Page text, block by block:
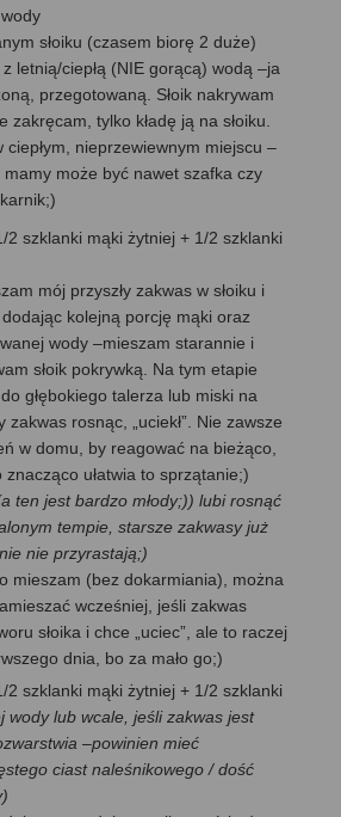
słoiku (czasem biorę 2 duże)
letnią/ciepłą (NIE gorącą) wodą –ja
przegotowaną. Słoik nakrywam
zakręcam, tylko kładę ją na słoiku.
ciepłym, nieprzewiewnym miejscu –
mamy może być nawet szafka czy
2 szklanki mąki żytniej + 1/2 szklanki
mój przyszły zakwas w słoiku i
kolejną porcję mąki oraz
wody –mieszam starannie i
słoik pokrywką. Na tym etapie
głębokiego talerza lub miski na
zakwas rosnąc, „uciekł”. Nie zawsze
w domu, by reagować na bieżąco,
ułatwia to sprzątanie;)
ten jest bardzo młody;)) lubi rosnąć
tempie, starsze zakwasy już
nie przyrastają;)
mieszam (bez dokarmiania), można
wcześniej, jeśli zakwas
słoika i chce „uciec”, ale to raczej
dnia, bo za mało go;)
2 szklanki mąki żytniej + 1/2 szklanki
wody lub wcale, jeśli zakwas jest
–powinien mieć
ciast naleśnikowego / dość